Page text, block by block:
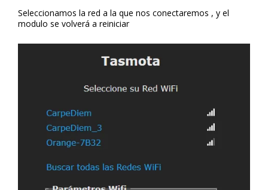
Seleccionamos la red a la que nos conectaremos , y el
modulo se volverá a reiniciar